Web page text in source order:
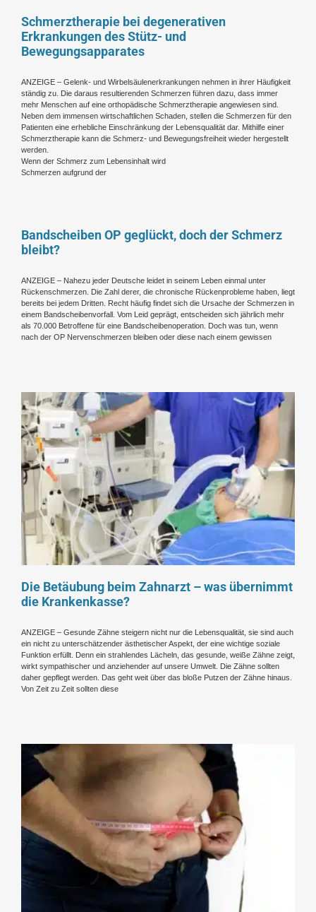
Schmerztherapie bei degenerativen
Erkrankungen des Stütz- und
Bewegungsapparates
ANZEIGE – Gelenk- und Wirbelsäulenerkrankungen nehmen in ihrer Häufigkeit
ständig zu. Die daraus resultierenden Schmerzen führen dazu, dass immer
mehr Menschen auf eine orthopädische Schmerztherapie angewiesen sind.
Neben dem immensen wirtschaftlichen Schaden, stellen die Schmerzen für den
Patienten eine erhebliche Einschränkung der Lebensqualität dar. Mithilfe einer
Schmerztherapie kann die Schmerz- und Bewegungsfreiheit wieder hergestellt
werden.
Wenn der Schmerz zum Lebensinhalt wird
Schmerzen aufgrund der
Bandscheiben OP geglückt, doch der Schmerz
bleibt?
ANZEIGE – Nahezu jeder Deutsche leidet in seinem Leben einmal unter
Rückenschmerzen. Die Zahl derer, die chronische Rückenprobleme haben, liegt
bereits bei jedem Dritten. Recht häufig findet sich die Ursache der Schmerzen in
einem Bandscheibenvorfall. Vom Leid geprägt, entscheiden sich jährlich mehr
als 70.000 Betroffene für eine Bandscheibenoperation. Doch was tun, wenn
nach der OP Nervenschmerzen bleiben oder diese nach einem gewissen
Die Betäubung beim Zahnarzt – was übernimmt
die Krankenkasse?
ANZEIGE – Gesunde Zähne steigern nicht nur die Lebensqualität, sie sind auch
ein nicht zu unterschätzender ästhetischer Aspekt, der eine wichtige soziale
Funktion erfüllt. Denn ein strahlendes Lächeln, das gesunde, weiße Zähne zeigt,
wirkt sympathischer und anziehender auf unsere Umwelt. Die Zähne sollten
daher gepflegt werden. Das geht weit über das bloße Putzen der Zähne hinaus.
Von Zeit zu Zeit sollten diese